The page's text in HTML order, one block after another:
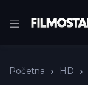
Početna HD